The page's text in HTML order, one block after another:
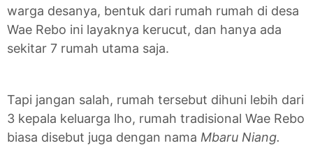
warga desanya, bentuk dari rumah rumah di desa
Wae Rebo ini layaknya kerucut, dan hanya ada
sekitar 7 rumah utama saja.
Tapi jangan salah, rumah tersebut dihuni lebih dari
3 kepala keluarga lho, rumah tradisional Wae Rebo
biasa disebut juga dengan nama Mbaru Niang.